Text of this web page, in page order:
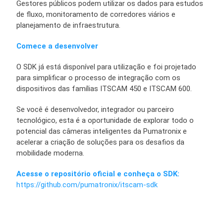
Gestores públicos podem utilizar os dados para estudos
de fluxo, monitoramento de corredores viários e
planejamento de infraestrutura.
Comece a desenvolver
O SDK já está disponível para utilização e foi projetado
para simplificar o processo de integração com os
dispositivos das famílias ITSCAM 450 e ITSCAM 600.
Se você é desenvolvedor, integrador ou parceiro
tecnológico, esta é a oportunidade de explorar todo o
potencial das câmeras inteligentes da Pumatronix e
acelerar a criação de soluções para os desafios da
mobilidade moderna.
Acesse o repositório oficial e conheça o SDK:
https://github.com/pumatronix/itscam-sdk